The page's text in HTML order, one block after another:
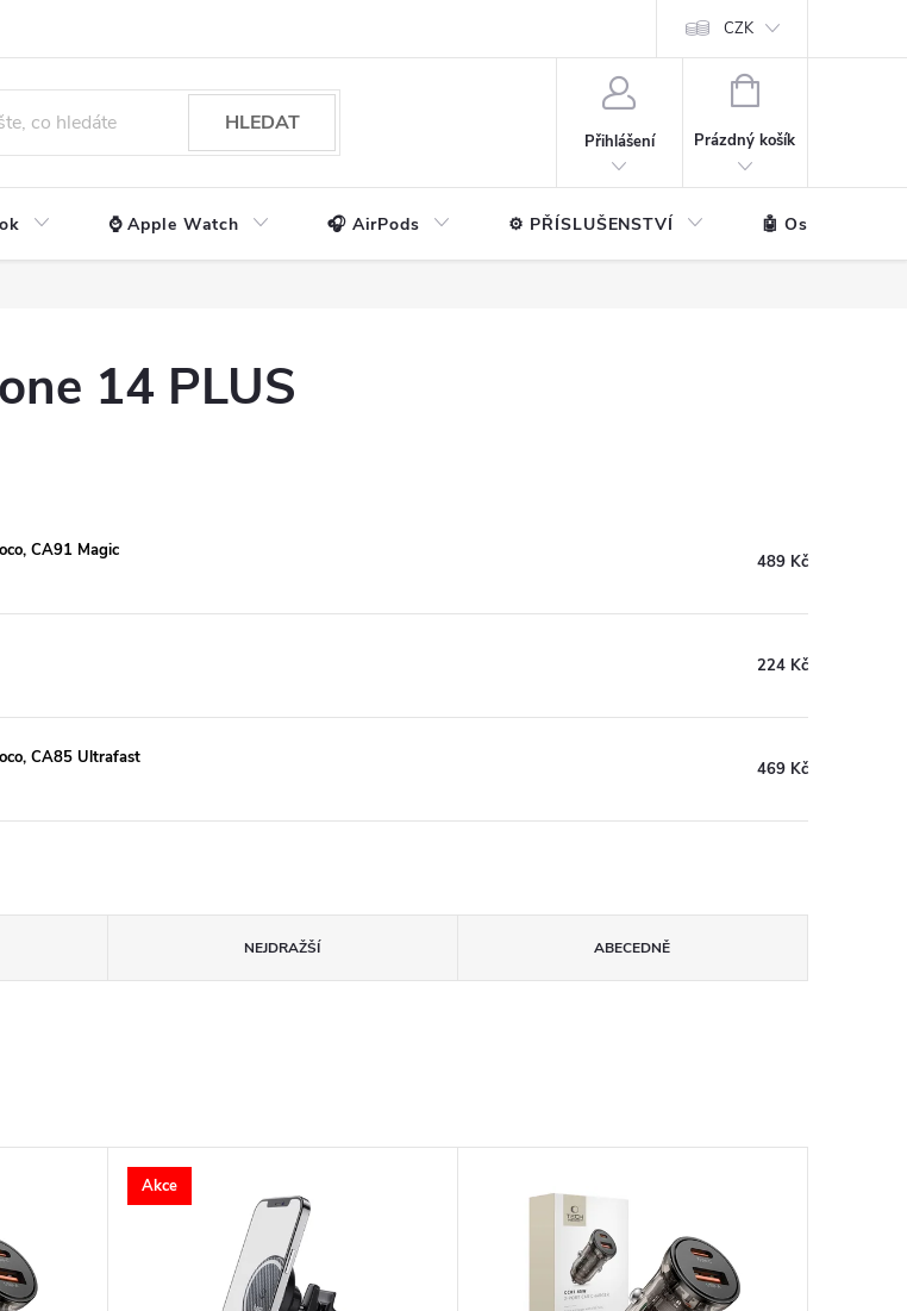
CZK
HLEDAT
Přihlášení
NÁKUPNÍ
Prázdný košík
⌚ Apple Watch 🎧 AirPods ⚙️ PŘÍSLUŠENSTVÍ 🤖 Ostatní
14 PLUS
CA91 Magic
489 Kč
224 Kč
CA85 Ultrafast
469 Kč
NEJDRAŽŠÍ ABECEDNĚ
Akce